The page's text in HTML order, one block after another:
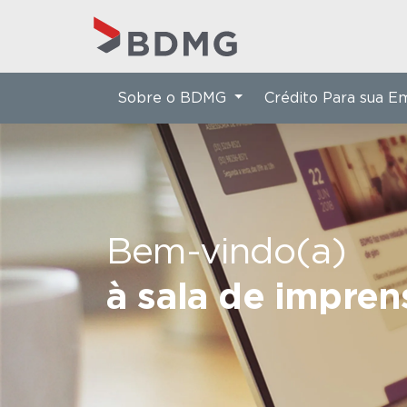
Bem-vindo(a)
à sala de
Sobre o BDMG Crédito Para sua